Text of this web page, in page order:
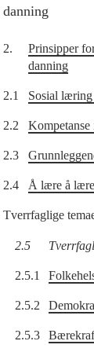
danning
2.
Prinsipper
danning
2.1 Sosial
2.2 Kompetanse
2.3
2.4 Å lære å lære
Tverrfaglige
2.5
2.5.1
2.5.2
2.5.3